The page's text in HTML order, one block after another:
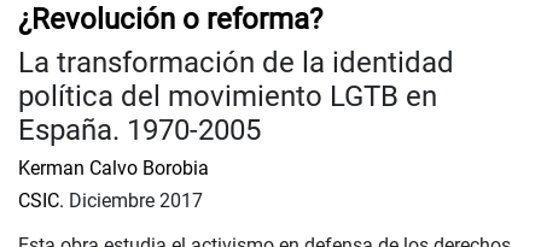
¿Revolución o reforma?
La transformación de la identidad
política del movimiento LGTB en
España. 1970-2005
Kerman Calvo Borobia
CSIC. Diciembre 2017